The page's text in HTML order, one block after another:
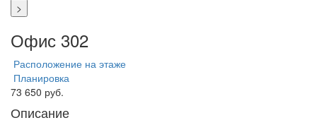
>
Офис 302
Расположение на этаже
Планировка
73 650 руб.
Описание